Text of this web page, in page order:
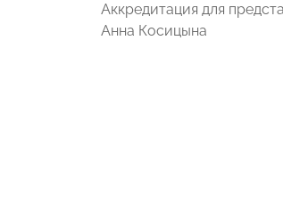
Аккредитация для
Анна Косицына